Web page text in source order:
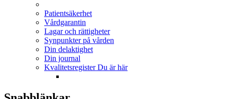
Patientsäkerhet
Vårdgarantin
Lagar och rättigheter
Synpunkter på vården
Din delaktighet
Din journal
Kvalitetsregister Du är här